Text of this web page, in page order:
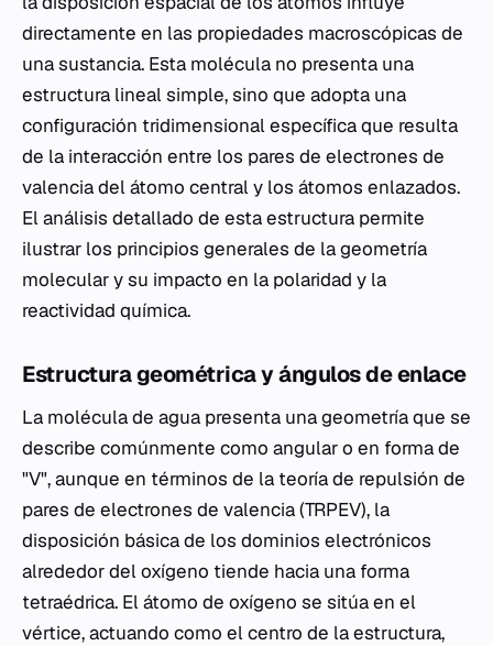
directamente en las propiedades macroscópicas de
una sustancia. Esta molécula no presenta una
estructura lineal simple, sino que adopta una
configuración tridimensional específica que resulta
de la interacción entre los pares de electrones de
valencia del átomo central y los átomos enlazados.
El análisis detallado de esta estructura permite
ilustrar los principios generales de la geometría
molecular y su impacto en la polaridad y la
reactividad química.
Estructura geométrica y ángulos de enlace
La molécula de agua presenta una geometría que se
describe comúnmente como angular o en forma de
"V", aunque en términos de la teoría de repulsión de
pares de electrones de valencia (TRPEV), la
disposición básica de los dominios electrónicos
alrededor del oxígeno tiende hacia una forma
tetraédrica. El átomo de oxígeno se sitúa en el
vértice, actuando como el centro de la estructura,